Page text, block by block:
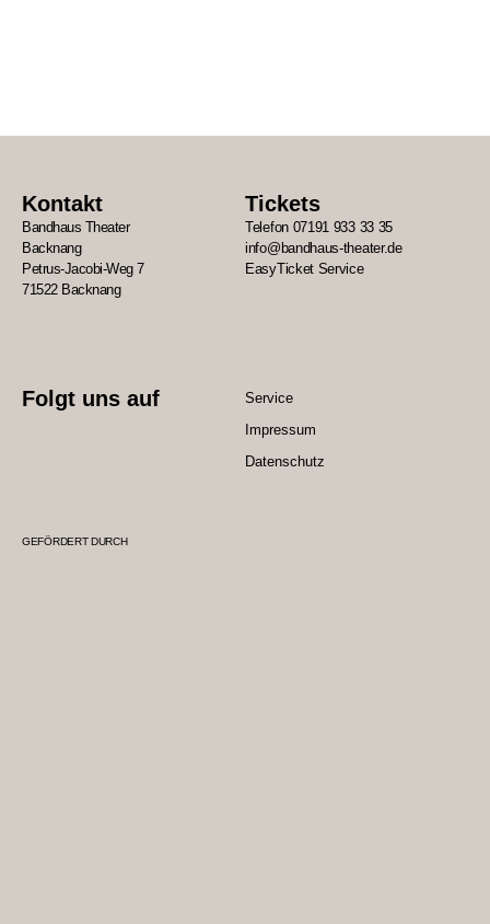
Kontakt
Bandhaus Theater
Backnang
Petrus-Jacobi-Weg 7
71522 Backnang
Tickets
Telefon 07191 933 33 35
info@bandhaus-theater.de
EasyTicket Service
Folgt uns auf
Service
Impressum
Datenschutz
GEFÖRDERT DURCH